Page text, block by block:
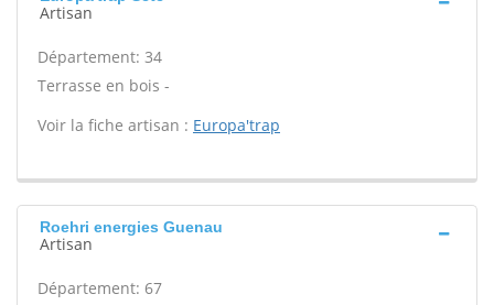
Artisan
Département: 34
Terrasse en bois -
Voir la fiche artisan : Europa'trap
Roehri energies Guenau
Artisan
Département: 67